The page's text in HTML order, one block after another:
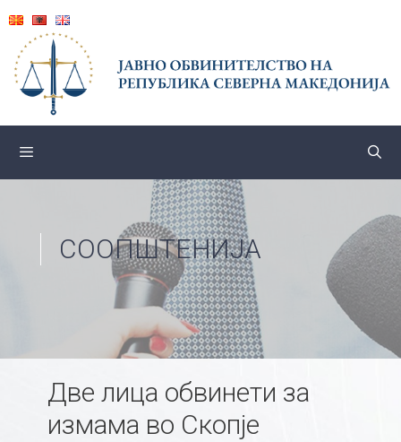
content
СООПШТЕНИЈА
Две лица обвинети за
измама во Скопје